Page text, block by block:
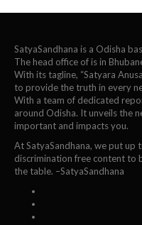
SatyaSandhana is a Odisha
The head office of is in
With its tagline, “Satyara
to provide the truth in every
With a team of dedicated
around Odisha. It unveils the
important and impacts you.
At SatyaSandhana, we put up
discrimination free content to
the table. –SatyaSandhana